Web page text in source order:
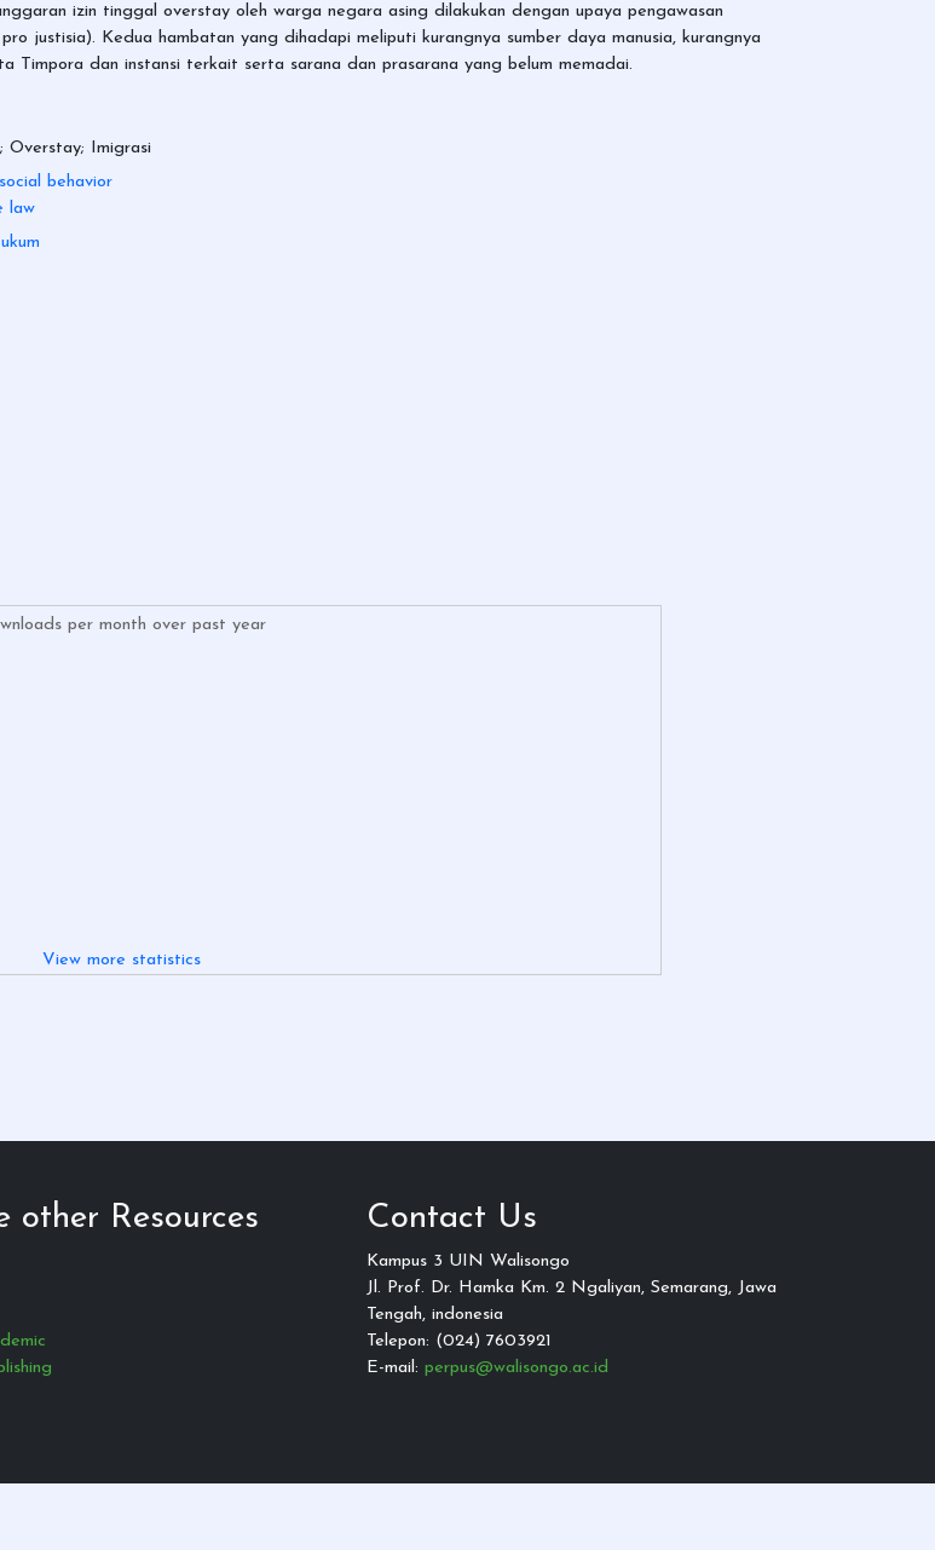
izin tinggal overstay oleh warga negara asing dilakukan dengan upaya pengawasan
justisia). Kedua hambatan yang dihadapi meliputi kurangnya sumber daya manusia, kurangnya
Timpora dan instansi terkait serta sarana dan prasarana yang belum memadai.
Overstay; Imigrasi
behavior
law
per month over past year
View more statistics
other Resources Contact Us
Kampus 3 UIN Walisongo
Jl. Prof. Dr. Hamka Km. 2 Ngaliyan, Semarang, Jawa
Tengah, indonesia
Telepon: (024) 7603921
E-mail: perpus@walisongo.ac.id